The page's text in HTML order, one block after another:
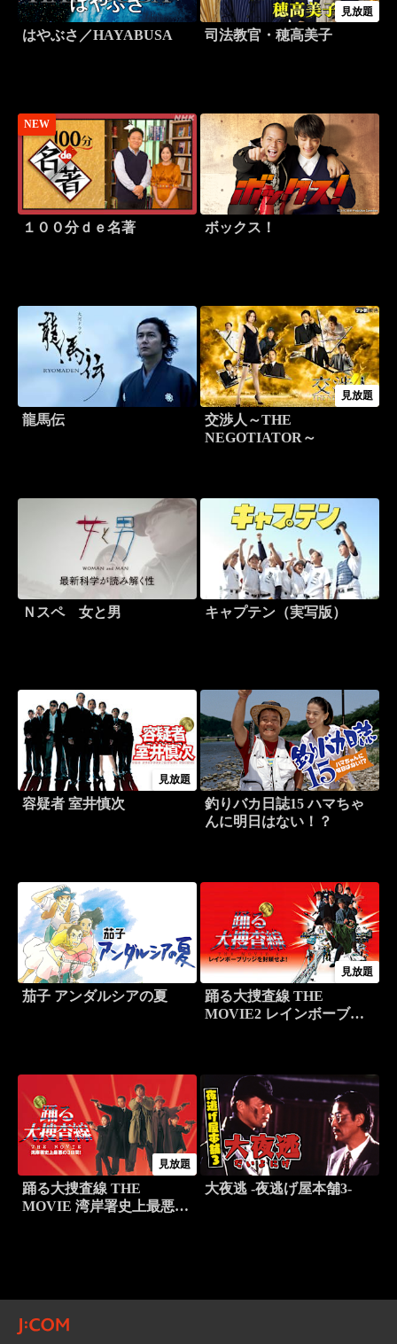
はやぶさ／HAYABUSA
見放題
司法教官・穂高美子
NEW
１００分ｄｅ名著 ボックス！
龍馬伝
見放題
交渉人～THE
NEGOTIATOR～
Ｎスペ 女と男 キャプテン（実写版）
見放題
容疑者 室井慎次
釣りバカ日誌15 ハマちゃ
んに明日はない！？
茄子 アンダルシアの夏
見放題
踊る大捜査線 THE
MOVIE2 レインボーブリ
見放題
踊る大捜査線 THE
MOVIE 湾岸署史上最悪の
大夜逃 -夜逃げ屋本舗3-